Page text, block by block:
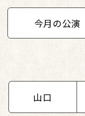
今月の公演
山口